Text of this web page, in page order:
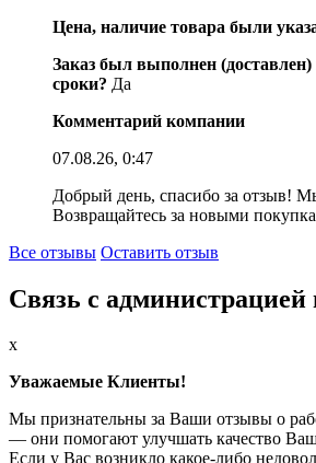
Цена, наличие товара были
Заказ был выполнен
сроки? Да
Комментарий компании
07.08.26, 0:47
Добрый день, спасибо за отзыв!
Возвращайтесь за новыми
Все отзывы Оставить отзыв
Связь с администрацией
x
Уважаемые Клиенты!
Мы признательны за Ваши отзывы о
— они помогают улучшать качество
Если у Вас возникло какое-либо